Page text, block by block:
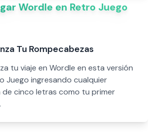
Wordle en Retro Juego
Tu Rompecabezas
tu viaje en Wordle en esta versión
Juego ingresando cualquier
de cinco letras como tu primer